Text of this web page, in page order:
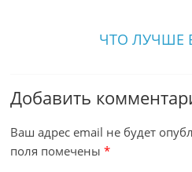
ЧТО ЛУЧШЕ
Добавить
Ваш адрес email не будет
поля помечены*